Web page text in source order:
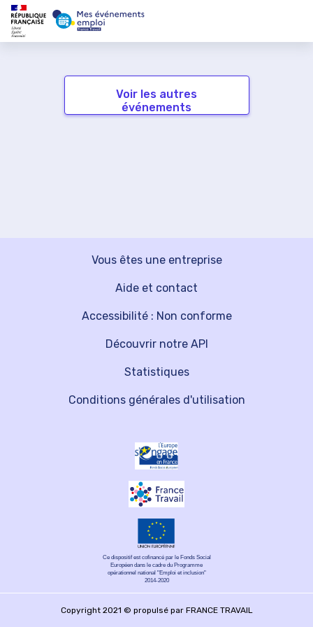
Voir les autres
événements
Vous êtes une entreprise
Découvrir notre API
Aide et contact
Statistiques
Accessibilité : Non conforme
Conditions générales d'utilisation
Ce dispositif est cofinancé par le Fonds Social
Européen dans le cadre du Programme
opérationnel national "Emploi et inclusion"
2014-2020
Copyright 2021 © propulsé par FRANCE TRAVAIL